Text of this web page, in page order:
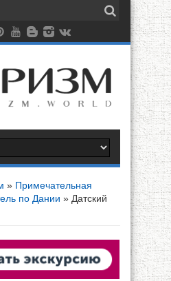
» Примечательная
по Дании » Датский